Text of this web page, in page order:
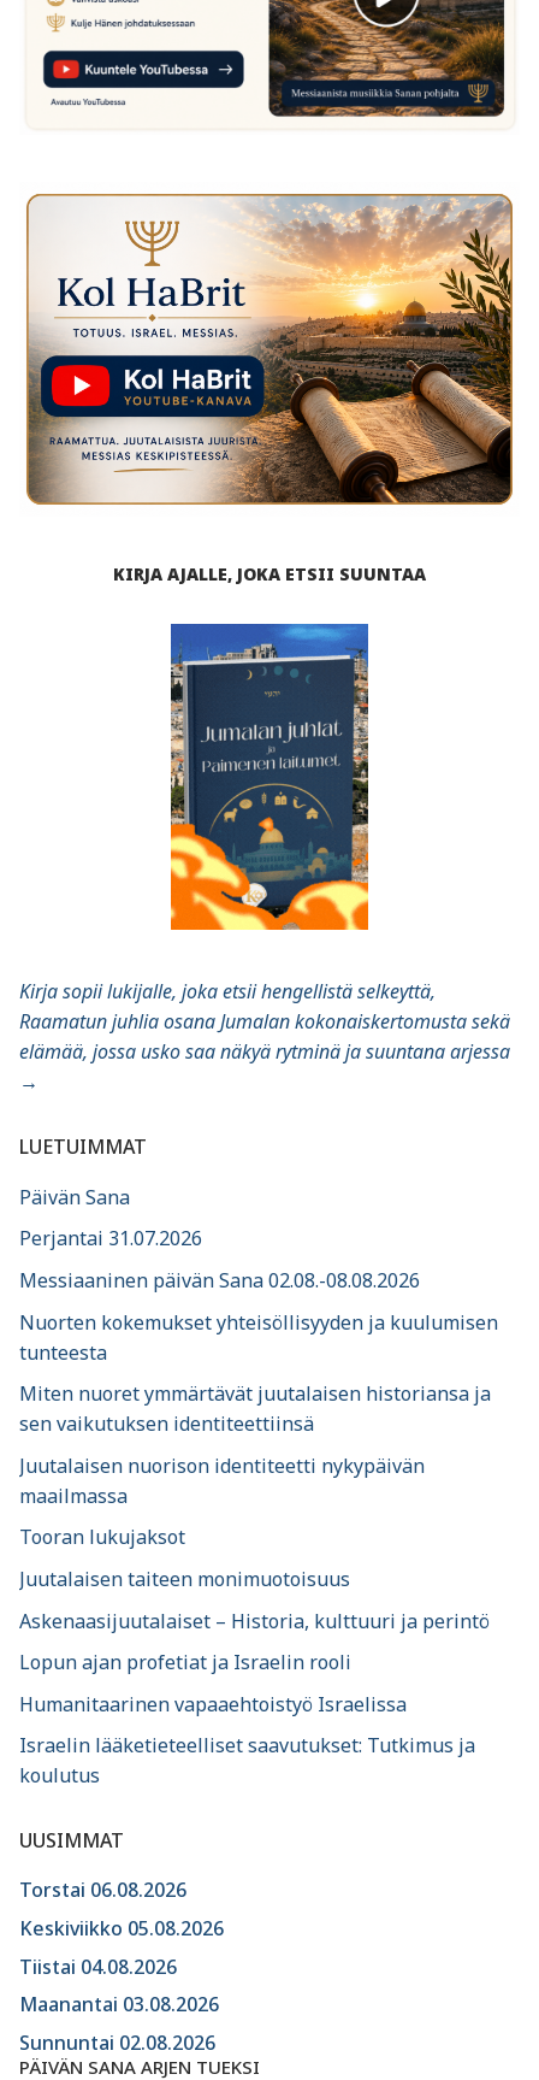
KIRJA AJALLE, JOKA ETSII SUUNTAA
Kirja sopii lukijalle, joka etsii hengellistä selkeyttä,
Raamatun juhlia osana Jumalan kokonaiskertomusta sekä
elämää, jossa usko saa näkyä rytminä ja suuntana arjessa
→
LUETUIMMAT
Päivän Sana
Perjantai 31.07.2026
Messiaaninen päivän Sana 02.08.-08.08.2026
Nuorten kokemukset yhteisöllisyyden ja kuulumisen
tunteesta
Miten nuoret ymmärtävät juutalaisen historiansa ja
sen vaikutuksen identiteettiinsä
Juutalaisen nuorison identiteetti nykypäivän
maailmassa
Tooran lukujaksot
Juutalaisen taiteen monimuotoisuus
Askenaasijuutalaiset – Historia, kulttuuri ja perintö
Lopun ajan profetiat ja Israelin rooli
Humanitaarinen vapaaehtoistyö Israelissa
Israelin lääketieteelliset saavutukset: Tutkimus ja
koulutus
UUSIMMAT
Torstai 06.08.2026
Keskiviikko 05.08.2026
Tiistai 04.08.2026
Maanantai 03.08.2026
Sunnuntai 02.08.2026
PÄIVÄN SANA ARJEN TUEKSI